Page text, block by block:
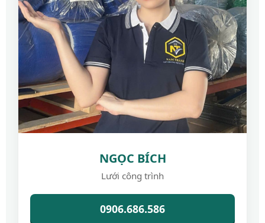
NGỌC BÍCH
Lưới công trình
0906.686.586